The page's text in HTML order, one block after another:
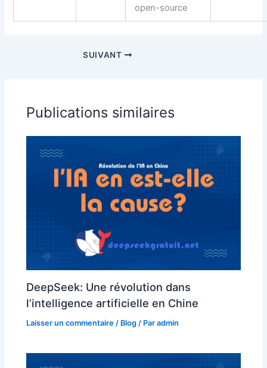
open-source
SUIVANT
Publications similaires
DeepSeek: Une révolution dans
l’intelligence artificielle en Chine
Laisser un commentaire / Blog / Paradmin